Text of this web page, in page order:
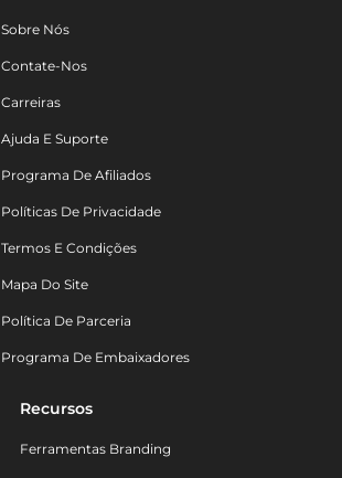
Sobre Nós
Contate-Nos
Carreiras
Ajuda E Suporte
Programa De Afiliados
Políticas De Privacidade
Termos E Condições
Mapa Do Site
Política De Parceria
Programa De Embaixadores
Recursos
Ferramentas Branding